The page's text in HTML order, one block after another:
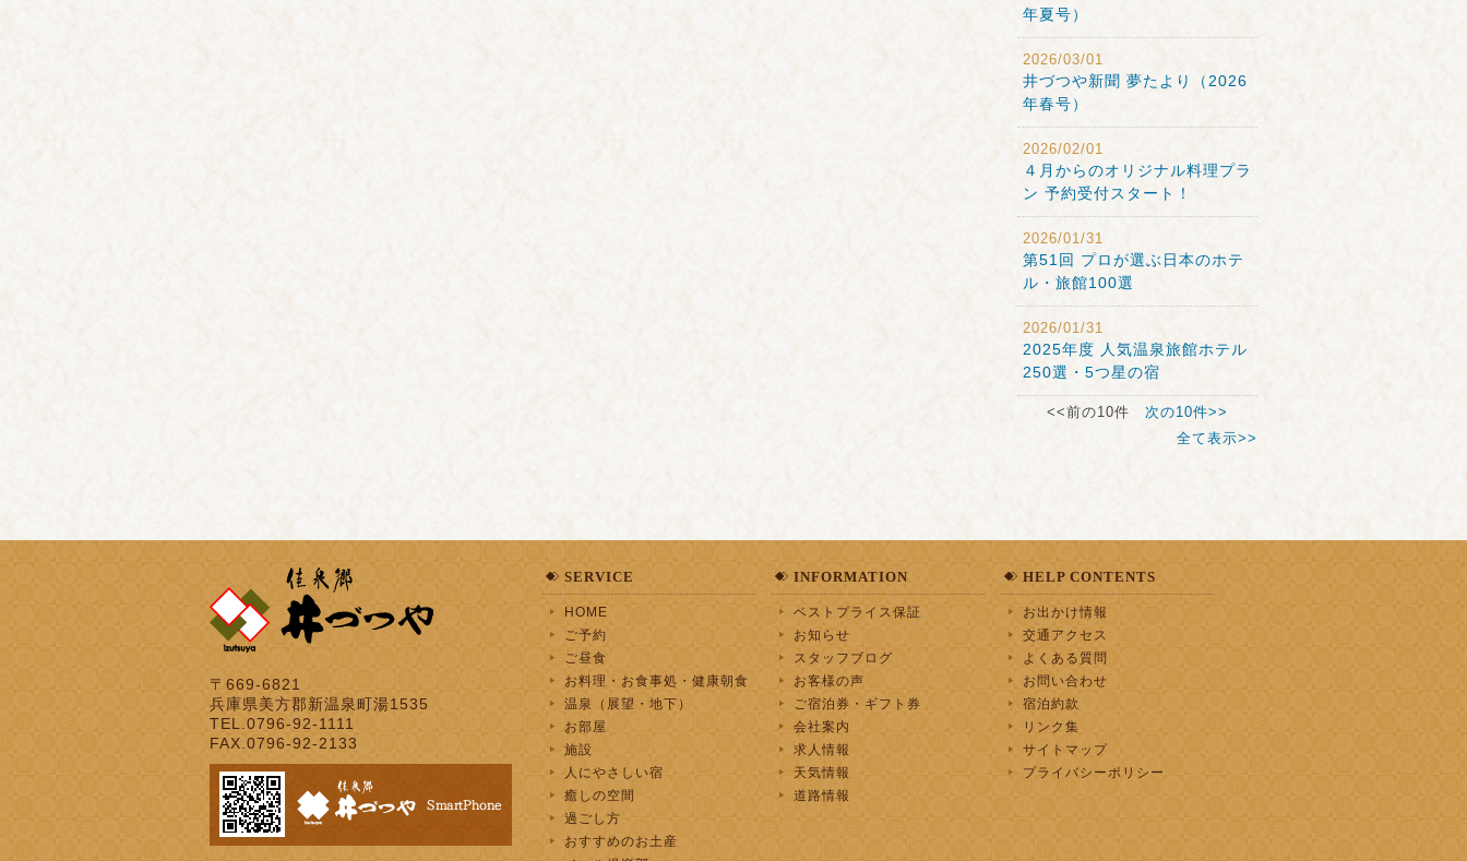
年夏号）
2026/03/01
井づつや新聞 夢たより（2026
年春号）
2026/02/01
４月からのオリジナル料理プラ
ン 予約受付スタート！
2026/01/31
第51回 プロが選ぶ日本のホテ
ル・旅館100選
2026/01/31
2025年度 人気温泉旅館ホテル
250選・5つ星の宿
<<前の10件 次の10件>>
全て表示>>
〒669-6821
兵庫県美方郡新温泉町湯1535
TEL.0796-92-1111
FAX.0796-92-2133
SERVICE
HOME
ご予約
ご昼食
お料理・お食事処・健康朝食
温泉（展望・地下）
お部屋
施設
人にやさしい宿
癒しの空間
過ごし方
おすすめのお土産
INFORMATION
ベストプライス保証
お知らせ
スタッフブログ
お客様の声
ご宿泊券・ギフト券
会社案内
求人情報
天気情報
道路情報
HELP CONTENTS
お出かけ情報
交通アクセス
よくある質問
お問い合わせ
宿泊約款
リンク集
サイトマップ
プライバシーポリシー